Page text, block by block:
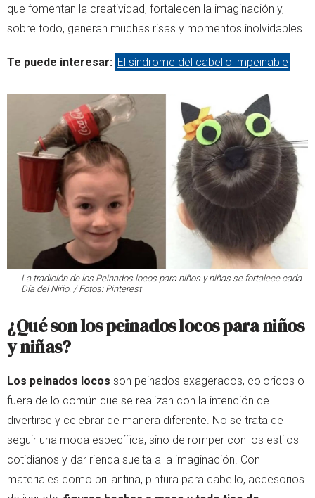
que fomentan la creatividad, fortalecen la imaginación y,
sobre todo, generan muchas risas y momentos inolvidables.
Te puede interesar: El síndrome del cabello impeinable
La tradición de los Peinados locos para niños y niñas se fortalece cada
Día del Niño. / Fotos: Pinterest
¿Qué son los peinados locos para niños
y niñas?
Los peinados locos son peinados exagerados, coloridos o
fuera de lo común que se realizan con la intención de
divertirse y celebrar de manera diferente. No se trata de
seguir una moda específica, sino de romper con los estilos
cotidianos y dar rienda suelta a la imaginación. Con
materiales como brillantina, pintura para cabello, accesorios